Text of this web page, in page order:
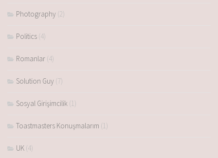
Photography (2)
Politics (4)
Romanlar (4)
Solution Guy (7)
Sosyal Girişimcilik (1)
Toastmasters Konuşmalarım (1)
UK (4)